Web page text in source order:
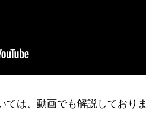
は、動画でも解説しておりま